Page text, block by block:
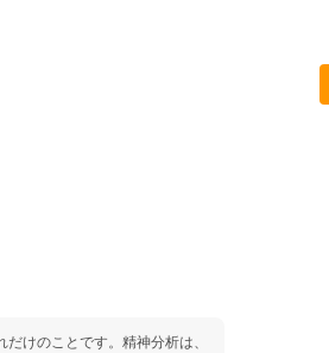
けのことです。精神分析は、